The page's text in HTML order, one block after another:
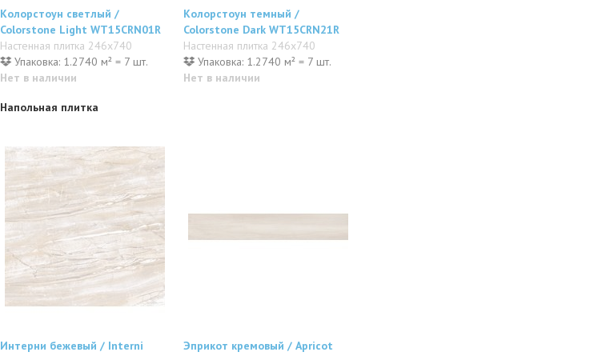
Колорстоун светлый /
Colorstone Light WT15CRN01R
Настенная плитка 246x740
Упаковка: 1.2740 м² = 7 шт.
Нет в наличии
Колорстоун темный /
Colorstone Dark WT15CRN21R
Настенная плитка 246x740
Упаковка: 1.2740 м² = 7 шт.
Нет в наличии
Напольная плитка
Интерни бежевый / Interni
Эприкот кремовый / Apricot